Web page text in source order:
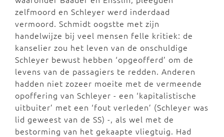
zelfmoord en Schleyer werd inderdaad
vermoord. Schmidt oogstte met zijn
handelwijze bij veel mensen felle kritiek: de
kanselier zou het leven van de onschuldige
Schleyer bewust hebben ‘opgeofferd’ om de
levens van de passagiers te redden. Anderen
hadden niet zozeer moeite met de vermeende
opoffering van Schleyer - een ‘kapitalistische
uitbuiter’ met een ‘fout verleden’ (Schleyer was
lid geweest van de SS) -, als wel met de
bestorming van het gekaapte vliegtuig. Had